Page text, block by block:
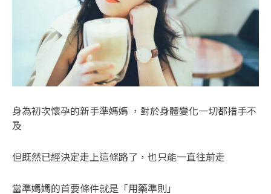
身為初次懷孕的新手準媽媽 ，對於身體變化一切都措手不
及
但既然已經決定走上這條路了，也只能一直往前走
當準媽媽的首要條件就是「用藥準則」